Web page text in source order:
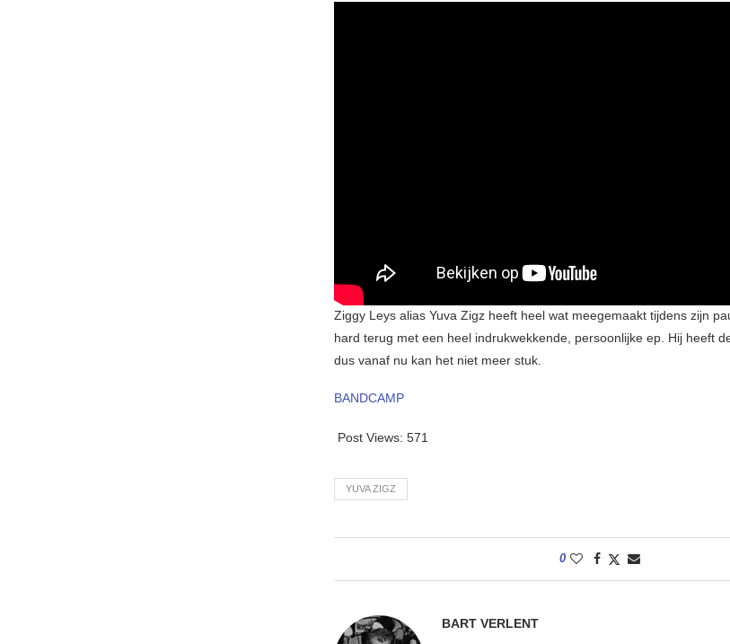
Ziggy Leys alias Yuva Zigz heeft heel wat meegemaakt tijdens zijn
hard terug met een heel indrukwekkende, persoonlijke ep. Hij heeft
dus vanaf nu kan het niet meer stuk.
BANDCAMP
Post Views: 571
YUVA ZIGZ
0
BART VERLENT